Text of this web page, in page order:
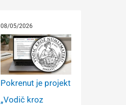
08/05/2026
Pokrenut je projekt
„Vodič kroz